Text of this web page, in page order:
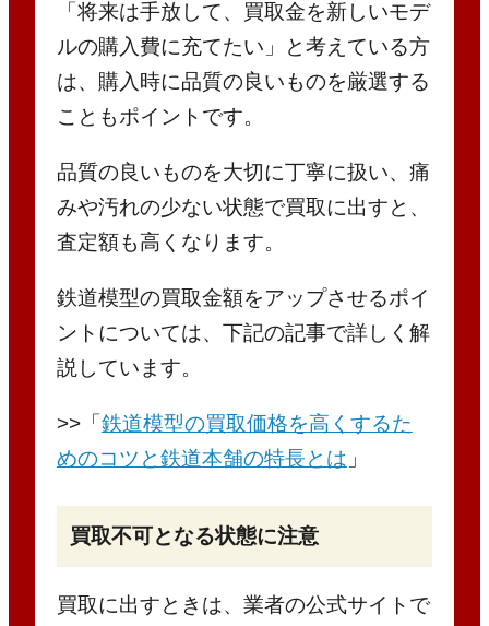
「将来は手放して、買取金を新しいモデ
ルの購入費に充てたい」と考えている方
は、購入時に品質の良いものを厳選する
こともポイントです。
品質の良いものを大切に丁寧に扱い、痛
みや汚れの少ない状態で買取に出すと、
査定額も高くなります。
鉄道模型の買取金額をアップさせるポイ
ントについては、下記の記事で詳しく解
説しています。
>>「 鉄道模型の買取価格を高くするた
めのコツと鉄道本舗の特長とは 」
買取不可となる状態に注意
買取に出すときは、業者の公式サイトで